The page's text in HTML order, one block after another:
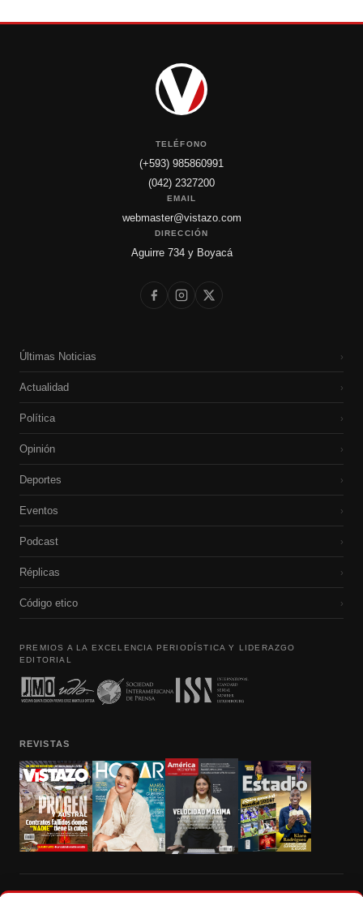
TELÉFONO
(+593) 985860991
(042) 2327200
EMAIL
webmaster@vistazo.com
DIRECCIÓN
Aguirre 734 y Boyacá
Últimas Noticias ›
Actualidad ›
Política ›
Opinión ›
Deportes ›
Eventos ›
Podcast ›
Réplicas ›
Código etico ›
PREMIOS A LA EXCELENCIA PERIODÍSTICA Y LIDERAZGO
EDITORIAL
REVISTAS